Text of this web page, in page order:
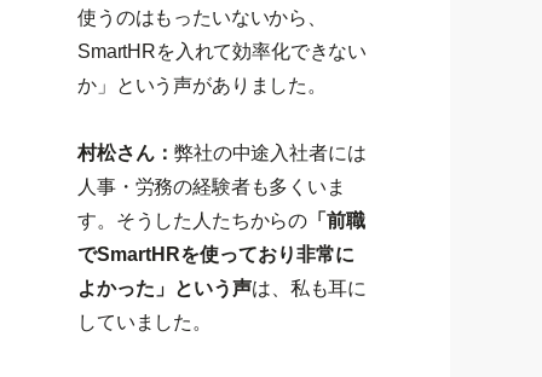
使うのはもったいないから、
SmartHRを入れて効率化できない
か」という声がありました。
村松さん： 弊社の中途入社者には
人事・労務の経験者も多くいま
す。そうした人たちからの 「前職
でSmartHRを使っており非常に
よかった」という声は、私も耳に
していました。